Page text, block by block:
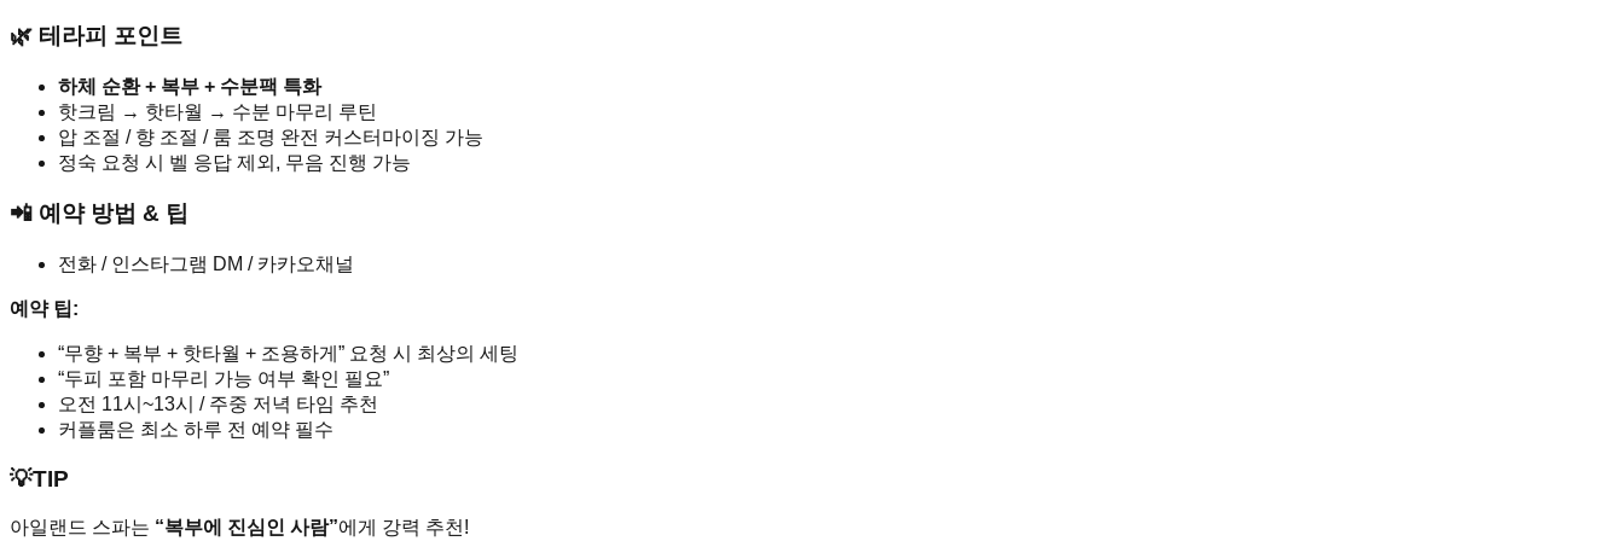
🌿 테라피 포인트
하체 순환 + 복부 + 수분팩 특화
핫크림 → 핫타월 → 수분 마무리 루틴
압 조절 / 향 조절 / 룸 조명 완전 커스터마이징 가능
정숙 요청 시 벨 응답 제외, 무음 진행 가능
📲 예약 방법 & 팁
전화 / 인스타그램 DM / 카카오채널
예약 팁:
“무향 + 복부 + 핫타월 + 조용하게” 요청 시 최상의 세팅
“두피 포함 마무리 가능 여부 확인 필요”
오전 11시~13시 / 주중 저녁 타임 추천
커플룸은 최소 하루 전 예약 필수
💡TIP
아일랜드 스파는 “복부에 진심인 사람”에게 강력 추천!